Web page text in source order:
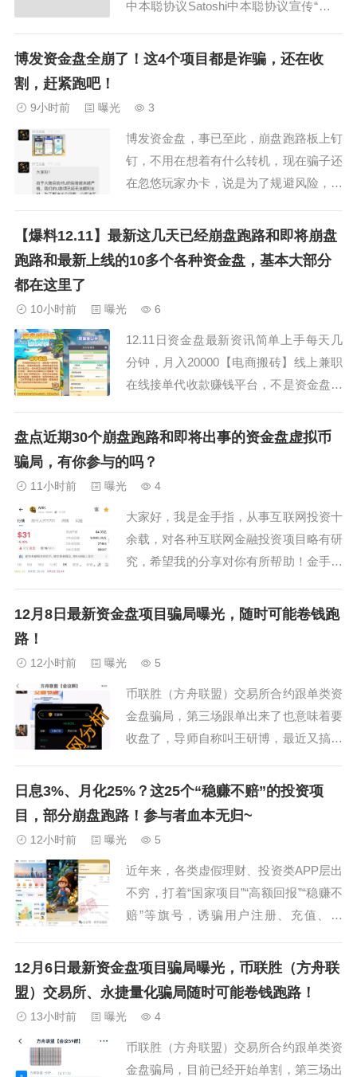
中本聪协议Satoshi中本聪协议宣传“一个
自己增长的链上系统，它没有项目方，没
博发资金盘全崩了！这4个项目都是诈骗，还在收
割，赶紧跑吧！
9小时前 曝光 3
博发资金盘，事已至此，崩盘跑路板上钉
钉，不用在想着有什么转机，现在骗子还
在忽悠玩家办卡，说是为了规避风险，因
顺利支付，是的，提现就是不行，但是你
用u给骗子支付，一点问题没有。办卡这
种套路，最近也是被骗子使用的挺频繁，
个需要交钱办...
【爆料12.11】最新这几天已经崩盘跑路和即将崩盘
跑路和最新上线的10多个各种资金盘，基本大部分
都在这里了
10小时前 曝光 6
12.11日资金盘最新资讯简单上手每天几
分钟，月入20000【电商搬砖】线上兼职
在线接单代收款赚钱平台，不是资金盘、
择1、“珠峰算力” 项目以 “比特币挖矿托
5%-0.8%、年化超 126%）、伪造矿机产
盘点近期30个崩盘跑路和即将出事的资金盘虚拟币
骗局，有你参与的吗？
11小时前 曝光 4
大家好，我是金手指，从事互联网投资十
余载，对各种互联网金融投资项目略有研
究，希望我的分享对你有所帮助！金手指
和包装渠道。我会用操盘手角度来给大家
陆...
12月8日最新资金盘项目骗局曝光，随时可能卷钱跑
路！
12小时前 曝光 5
币联胜（方舟联盟）交易所合约跟单类资
金盘骗局，第三场跟单出来了也意味着要
收盘了，导师自称叫王研博，最近又搞了
的就撤吧，及时止损…临镜花骗局临镜花
是一个典型的包装成了化妆品公司的跟单
类资金盘骗局，模式和之前曝光的其他盘
伙搞的盘，...
日息3%、月化25%？这25个“稳赚不赔”的投资项
目，部分崩盘跑路！参与者血本无归~
12小时前 曝光 5
近年来，各类虚假理财、投资类APP层出
不穷，打着“国家项目”“高额回报”“稳赚不
赔”等旗号，诱骗用户注册、充值、拉
露、资金受损。小编整理近期出现的二十
余种诈骗平台，请大家提高警惕，切勿上
当！一、假冒“国家项目”类APP1. “绿色经
12月6日最新资金盘项目骗局曝光，​币联胜（方舟联
盟）交易所、永捷量化骗局随时可能卷钱跑路！
13小时前 曝光 4
币联胜（方舟联盟）交易所合约跟单类资
金盘骗局，目前已经开始单割，第三场出